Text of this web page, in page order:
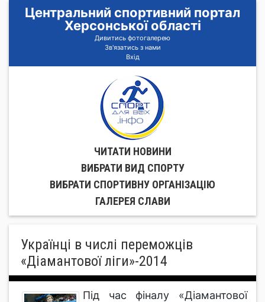
Центральний спортивний портал
Херсонської області
Дивитись фотогалерею
Зв'язатись з нами
Вхід
ЧИТАТИ НОВИНИ
ВИБРАТИ ВИД СПОРТУ
ВИБРАТИ СПОРТИВНУ ОРГАНIЗАЦIЮ
ГАЛЕРЕЯ СЛАВИ
Українці в числі переможців
«Діамантової ліги»-2014
Під час фіналу «Діамантової